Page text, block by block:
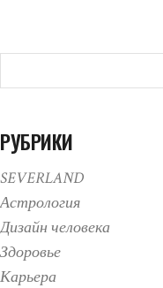
РУБРИКИ
SEVERLAND
Астрология
Дизайн человека
Здоровье
Карьера